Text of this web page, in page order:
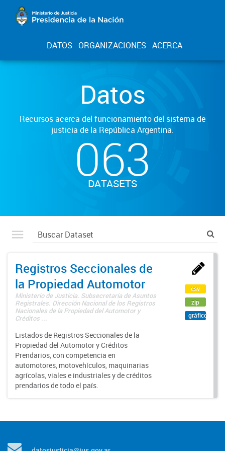
DATOS ORGANIZACIONES ACERCA
Datos
Recursos acerca del funcionamiento del sistema de
justicia de la República Argentina.
063
DATASETS
Registros Seccionales de
la Propiedad Automotor
Ministerio de Justicia. Subsecretaría de Asuntos
Registrales. Dirección Nacional de los Registros
Nacionales de la Propiedad del Automotor y
Créditos ...
Listados de Registros Seccionales de la
Propiedad del Automotor y Créditos
Prendarios, con competencia en
automotores, motovehículos, maquinarias
agrícolas, viales e industriales y de créditos
prendarios de todo el país.
csv
zip
gráfico